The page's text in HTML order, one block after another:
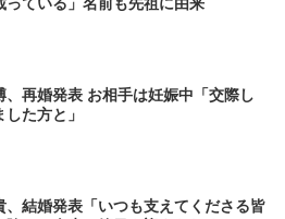
、再婚発表 お相手は妊娠中「交際し
た方と」
、結婚発表「いつも支えてくださる皆